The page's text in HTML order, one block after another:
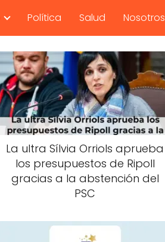
Política Salud Nosotros
La ultra Sílvia Orriols aprueba
los presupuestos de Ripoll
gracias a la abstención del
PSC